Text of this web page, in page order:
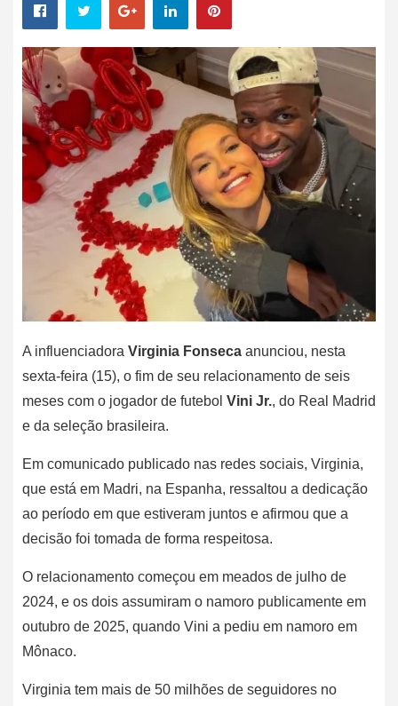
A influenciadora Virginia Fonseca anunciou, nesta
sexta-feira (15), o fim de seu relacionamento de seis
meses com o jogador de futebol Vini Jr., do Real Madrid
e da seleção brasileira.
Em comunicado publicado nas redes sociais, Virginia,
que está em Madri, na Espanha, ressaltou a dedicação
ao período em que estiveram juntos e afirmou que a
decisão foi tomada de forma respeitosa.
O relacionamento começou em meados de julho de
2024, e os dois assumiram o namoro publicamente em
outubro de 2025, quando Vini a pediu em namoro em
Mônaco.
Virginia tem mais de 50 milhões de seguidores no